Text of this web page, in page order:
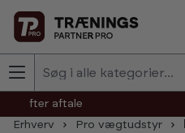
Skip to main content
efter aftale
Erhverv
Pro vægtudstyr